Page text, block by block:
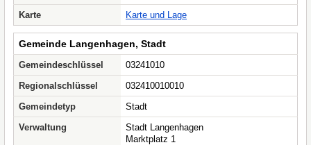
Karte
Karte und Lage
Gemeinde Langenhagen, Stadt
Gemeindeschlüssel
03241010
Regionalschlüssel
032410010010
Gemeindetyp
Stadt
Verwaltung
Stadt Langenhagen
Marktplatz 1